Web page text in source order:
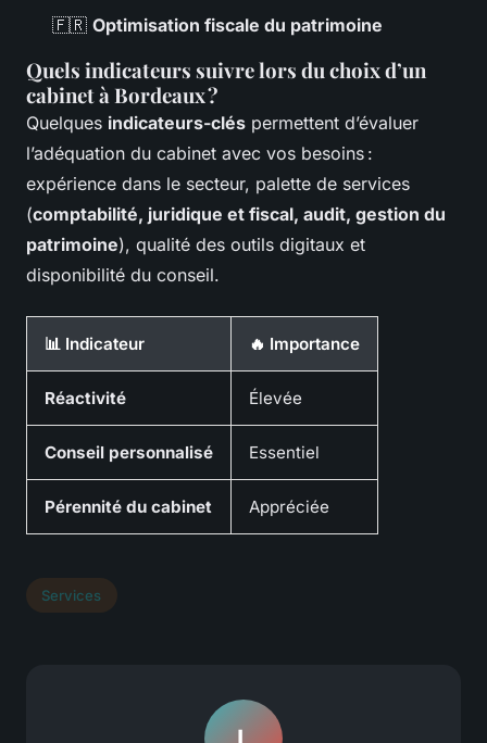
🇫🇷 Optimisation fiscale du patrimoine
Quels indicateurs suivre lors du choix d’un
cabinet à Bordeaux ?
Quelques indicateurs-clés permettent d’évaluer
l’adéquation du cabinet avec vos besoins :
expérience dans le secteur, palette de services
(comptabilité, juridique et fiscal, audit, gestion du
patrimoine), qualité des outils digitaux et
disponibilité du conseil.
📊 Indicateur 🔥 Importance
Réactivité Élevée
Conseil personnalisé Essentiel
Pérennité du cabinet Appréciée
Services